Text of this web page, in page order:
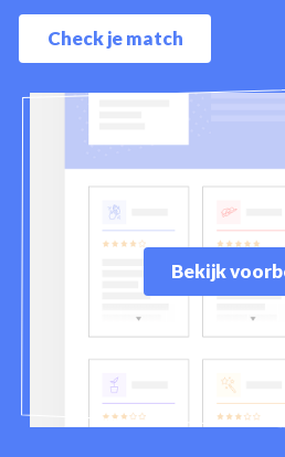
Check je match
Bekijk